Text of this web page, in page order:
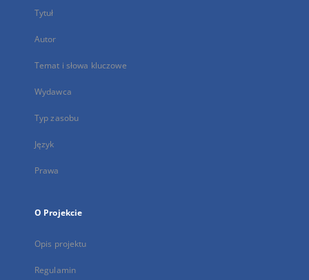
Tytuł
Autor
Temat i słowa kluczowe
Wydawca
Typ zasobu
Język
Prawa
O Projekcie
Opis projektu
Regulamin